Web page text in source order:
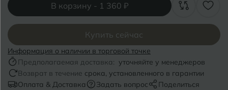
В корзину - 1 360 ₽
Купить сейчас
Информация о наличии в торговой точке
Предполагаемая доставка: уточняйте у менеджеров
Возврат в течение срока, установленного в гарантии
Оплата & Доставка
Задать вопрос Поделиться
Волгодонск
Воронеж
Воткинск
Славянск-на-Кубани
Смоленск
Сосновый Бор
Сочи